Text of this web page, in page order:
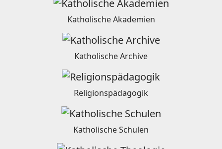
Katholische Akademien
Katholische Archive
Religionspädagogik
Katholische Schulen